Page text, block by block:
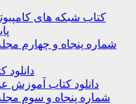
کتاب شبکه های
شماره پنجاه و چهارم
دانلود
دانلود کتاب آموزش
شماره پنجاه و سوم